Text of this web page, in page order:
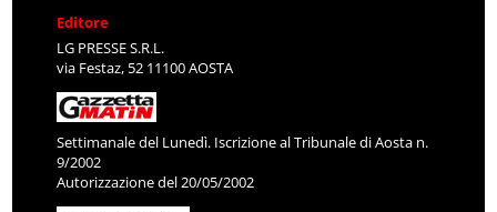
Editore
LG PRESSE S.R.L.
via Festaz, 52 11100 AOSTA
Settimanale del Lunedì. Iscrizione al Tribunale di Aosta n.
9/2002
Autorizzazione del 20/05/2002